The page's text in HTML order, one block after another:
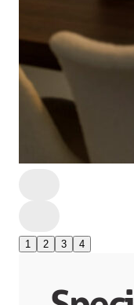
1 2 3 4